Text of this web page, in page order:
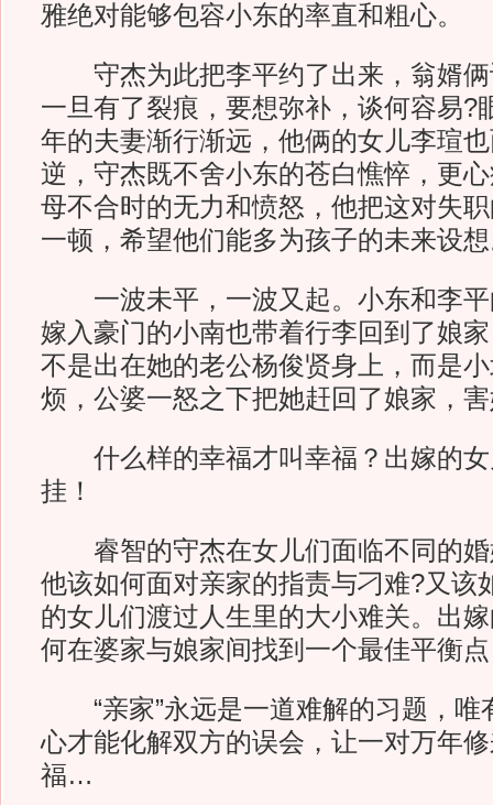
雅绝对能够包容小东的率直和粗心。
守杰为此把李平约了出来，翁婿俩
一旦有了裂痕，要想弥补，谈何容易?
年的夫妻渐行渐远，他俩的女儿李瑄
逆，守杰既不舍小东的苍白憔悴，更
母不合时的无力和愤怒，他把这对失
一顿，希望他们能多为孩子的未来设
一波未平，一波又起。小东和李平
嫁入豪门的小南也带着行李回到了娘
不是出在她的老公杨俊贤身上，而是
烦，公婆一怒之下把她赶回了娘家，
什么样的幸福才叫幸福？出嫁的女
挂！
睿智的守杰在女儿们面临不同的婚
他该如何面对亲家的指责与刁难?又该
的女儿们渡过人生里的大小难关。出
何在婆家与娘家间找到一个最佳平衡
“亲家”永远是一道难解的习题，唯
心才能化解双方的误会，让一对万年
福…